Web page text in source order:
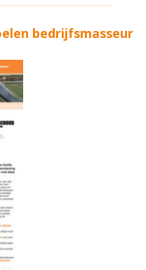
bedrijfsmasseur